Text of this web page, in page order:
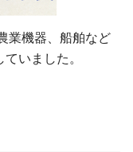
業機器、船舶など
いました。